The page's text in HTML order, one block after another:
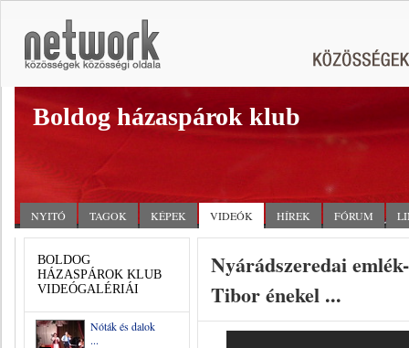
Boldog házaspárok klub
NYITÓ TAGOK KÉPEK VIDEÓK HÍREK FÓRUM
BOLDOG
HÁZASPÁROK KLUB
VIDEÓGALÉRIÁI
Nóták és dalok
...
Nyárádszeredai
Tibor énekel ...